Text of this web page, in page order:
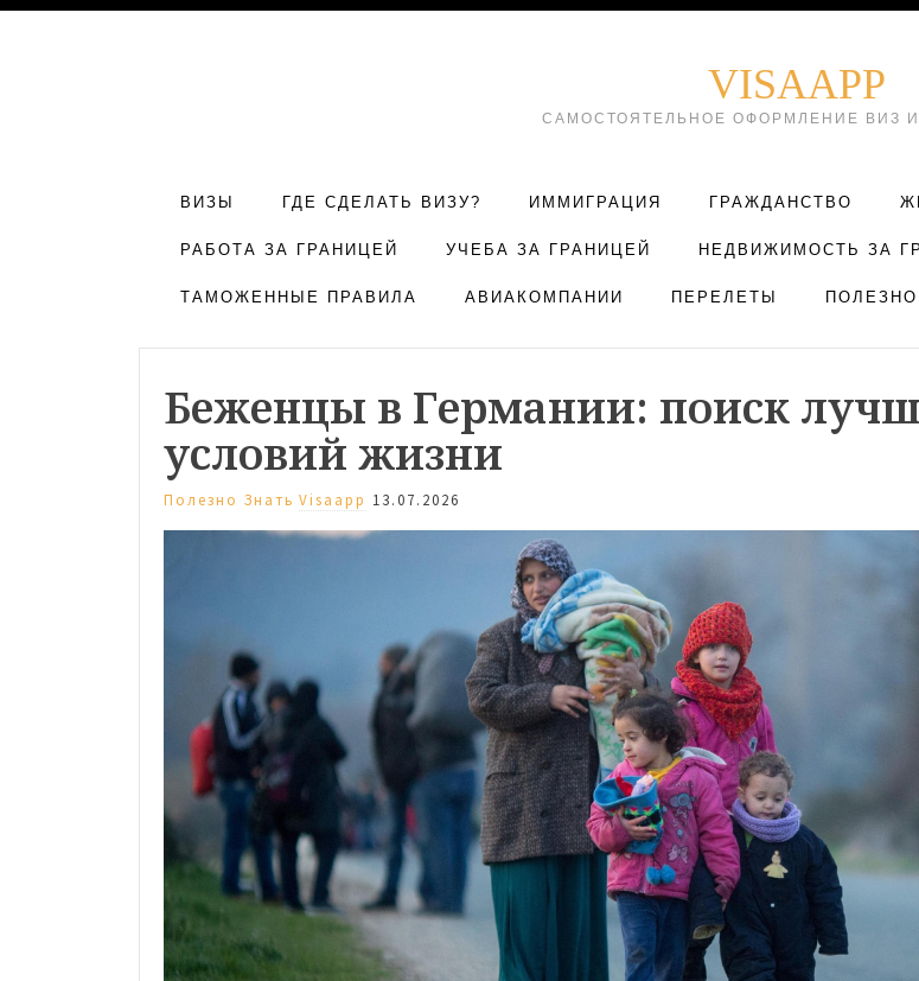
VISAAPP
САМОСТОЯТЕЛЬНОЕ ОФОРМЛЕНИЕ ВИЗ
ВИЗЫ ГДЕ СДЕЛАТЬ ВИЗУ? ИММИГРАЦИЯ ГРАЖДАНСТВО
РАБОТА ЗА ГРАНИЦЕЙ УЧЕБА ЗА ГРАНИЦЕЙ НЕДВИЖИМОСТЬ ЗА
ТАМОЖЕННЫЕ ПРАВИЛА АВИАКОМПАНИИ ПЕРЕЛЕТЫ ПОЛЕЗНО
Беженцы в Германии: поиск
условий жизни
Полезно Знать Visaapp 13.07.2026